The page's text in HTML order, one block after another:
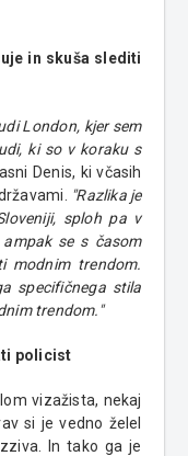
in skuša slediti
London, kjer sem
ki so v koraku s
Denis, ki včasih
"Razlika je
sploh pa v
se s časom
modnim trendom.
specifičnega stila
trendom."
policist
vizažista, nekaj
si je vedno želel
In tako ga je